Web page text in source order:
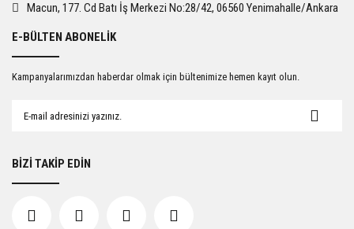
Gönder
Macun, 177. Cd Batı İş Merkezi No:28/42, 06560 Yenimahalle/Ankara
E-BÜLTEN ABONELİK
Kampanyalarımızdan haberdar olmak için bültenimize hemen kayıt olun.
BİZİ TAKİP EDİN